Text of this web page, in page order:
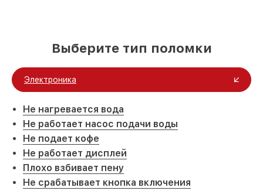
Выберите тип поломки
Электроника
Не нагревается вода
Не работает насос подачи воды
Не подает кофе
Не работает дисплей
Плохо взбивает пену
Не срабатывает кнопка включения